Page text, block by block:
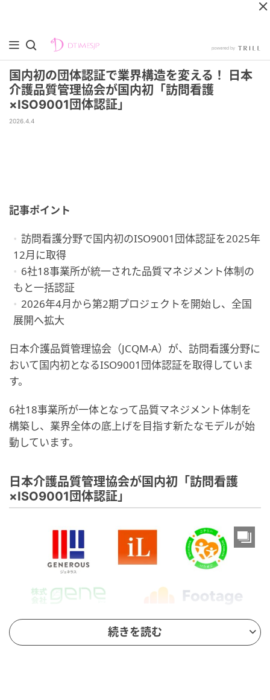
国内初の団体認証で業界構造を変える！ 日本
介護品質管理協会が国内初「訪問看護
×ISO9001団体認証」
2026.4.4
記事ポイント
訪問看護分野で国内初のISO9001団体認証を2025年
12月に取得
6社18事業所が統一された品質マネジメント体制の
もと一括認証
2026年4月から第2期プロジェクトを開始し、全国
展開へ拡大
日本介護品質管理協会（JCQM-A）が、訪問看護分野に
おいて国内初となるISO9001団体認証を取得していま
す。
6社18事業所が一体となって品質マネジメント体制を
構築し、業界全体の底上げを目指す新たなモデルが始
動しています。
日本介護品質管理協会が国内初「訪問看護
×ISO9001団体認証」
続きを読む